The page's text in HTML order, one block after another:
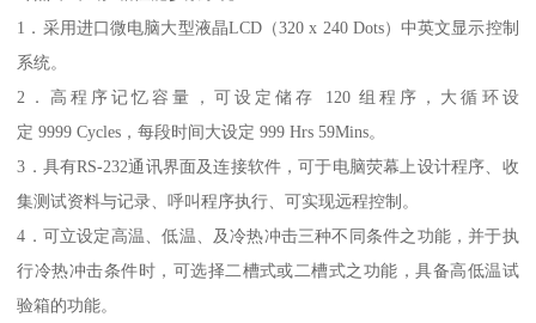
1．采用进口微电脑大型液晶LCD（320 x 240 Dots）中英文显示控制
系统。
2．高程序记忆容量，可设定储存 120 组程序，大循环设
定 9999 Cycles，每段时间大设定 999 Hrs 59Mins。
3．具有RS-232通讯界面及连接软件，可于电脑荧幕上设计程序、收
集测试资料与记录、呼叫程序执行、可实现远程控制。
4．可立设定高温、低温、及冷热冲击三种不同条件之功能，并于执
行冷热冲击条件时，可选择二槽式或二槽式之功能，具备高低温试
验箱的功能。